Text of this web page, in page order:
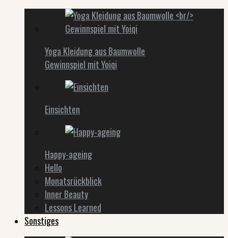
Yoga Kleidung aus Baumwolle
Gewinnspiel mit Yoiqi
Einsichten
Happy-ageing
Hello
Monatsrückblick
Inner Beauty
Lessons Learned
Sonstiges